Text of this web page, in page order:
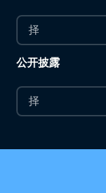
择
公开披露
择